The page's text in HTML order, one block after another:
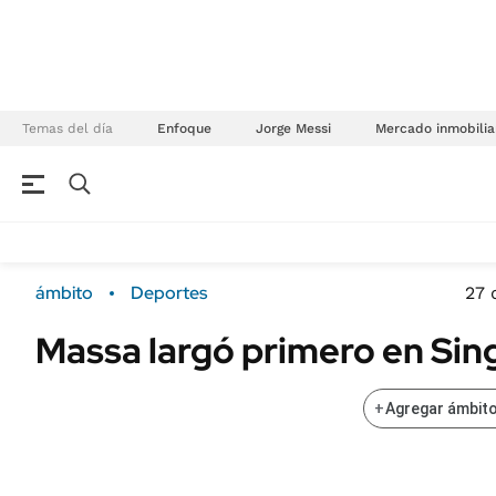
Temas del día Enfoque Jorge Messi Mercado
Campo Sustentabilidad
ENERGY REPORT
ámbito Deportes 27
Massa largó primero en
+Agregar